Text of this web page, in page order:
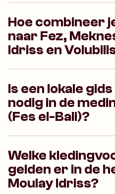
Hoe combineer
naar Fez,
Idriss en
Is een lokale
nodig in de
(Fes el-Bali)?
Welke
gelden er in de
Moulay Idriss?